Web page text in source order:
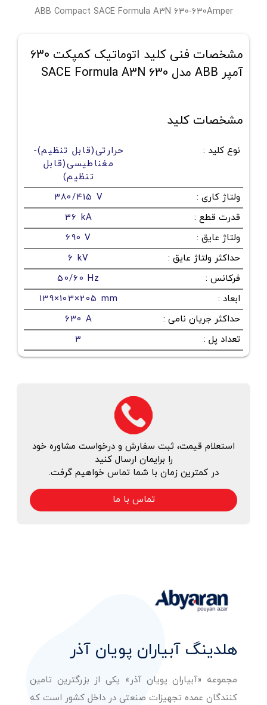
ABB Compact SACE Formula A3N 630-630Amper
مشخصات فنی کلید اتوماتیک کمپکت 630
آمپر ABB مدل SACE Formula A3N 630
مشخصات کلید
نوع کلید :
حرارتی(قابل تنظیم)-
مغناطیسی(قابل
تنظیم)
ولتاژ کاری :
380/415 V
قدرت قطع :
36 kA
ولتاژ عایق :
690 V
حداکثر ولتاژ عایق :
6 kV
فرکانس :
50/60 Hz
ابعاد :
139×103×205 mm
حداکثر جریان نامی :
630 A
تعداد پل :
3
استعلام قیمت، ثبت سفارش و درخواست مشاوره خود
را برایمان ارسال کنید
در کمترین زمان با شما تماس خواهیم گرفت.
تماس با ما
هلدینگ آبیاران پویان آذر
مجموعه «آبیاران پویان آذر» یکی از بزرگترین تامین
کنندگان عمده تجهیزات صنعتی در داخل کشور است که